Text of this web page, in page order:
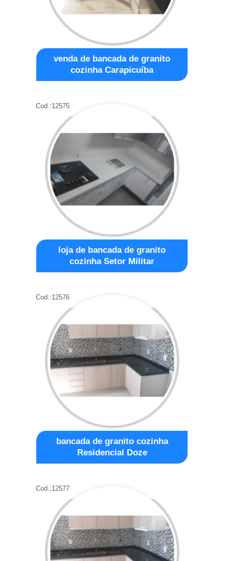
venda de bancada de granito
cozinha Carapicuíba
Cod.:12575
loja de bancada de granito
cozinha Setor Militar
Cod.:12576
bancada de granito cozinha
Residencial Doze
Cod.:12577